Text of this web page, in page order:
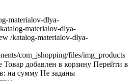
materialov-dlya-
materialov-dlya-
/katalog-materialov-dlya-
com_jshopping/files/img_products
Товар добавлен в корзину Перейти в
на сумму Не заданы